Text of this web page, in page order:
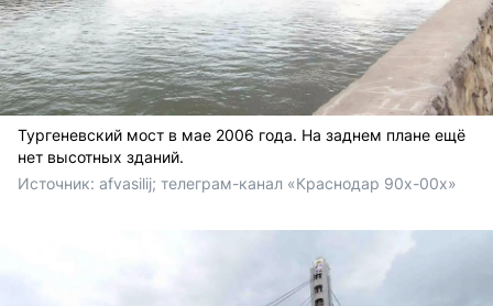
Тургеневский мост в мае 2006 года. На заднем плане ещё
нет высотных зданий.
Источник: afvasilij; телеграм-канал «Краснодар 90х-00х»